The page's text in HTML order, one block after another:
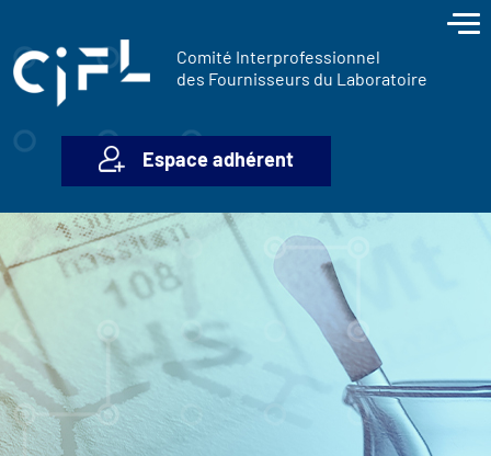
Comité Interprofessionnel
des Fournisseurs du Laboratoire
Espace adhérent